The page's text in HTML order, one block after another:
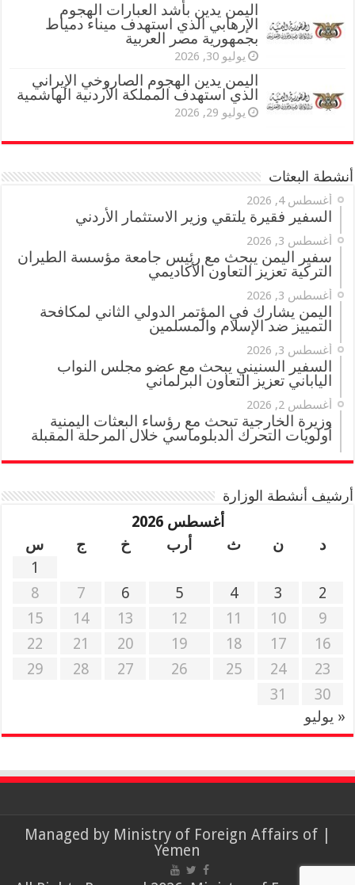
اليمن يدين بأشد العبارات الهجوم
الإرهابي الذي استهدف ميناء دمياط
بجمهورية مصر العربية
يوليو 30, 2026
اليمن يدين الهجوم الصاروخي الإيراني
الذي استهدف المملكة الأردنية الهاشمية
يوليو 29, 2026
أنشطة البعثات
أغسطس 4, 2026
السفير فقيرة يلتقي وزير الاستثمار الأردني
أغسطس 3, 2026
سفير اليمن يبحث مع رئيس جامعة مؤسسة الطيران
التركية تعزيز التعاون الأكاديمي
أغسطس 3, 2026
اليمن يشارك في المؤتمر الدولي الثاني لمكافحة
التمييز ضد الإسلام والمسلمين
أغسطس 3, 2026
السفير السنيني يبحث مع عضو مجلس النواب
الياباني تعزيز التعاون البرلماني
أغسطس 2, 2026
وزيرة الخارجية تبحث مع رؤساء البعثات اليمنية
أولويات التحرك الدبلوماسي خلال المرحلة المقبلة
أرشيف أنشطة الوزارة
أغسطس 2026
د
ن ث أرب خ ج
س
1
2
3
4
5
6
7
8
9
10
11
12
13
14
15
16
17
18
19
20
21
22
23
24
25
26
27
28
29
30
31
« يوليو
| Managed by
Ministry of Foreign Affairs of
Yemen